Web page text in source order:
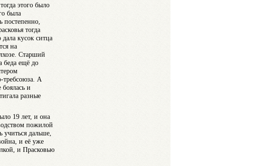
этого было
была
постепенно,
тогда
кусок ситца
на
Старший
беда ещё до
требсоюза. А
и
разные
19 лет, и она
пожилой
дальше,
и её уже
и Прасковью